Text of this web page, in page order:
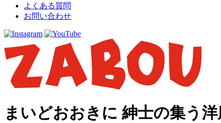
よくある質問
お問い合わせ
まいどおおきに 紳士の集う